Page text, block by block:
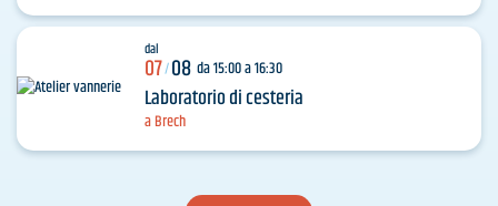
dal
07/08 da 15:00 a 16:30
Laboratorio di cesteria
a Brech